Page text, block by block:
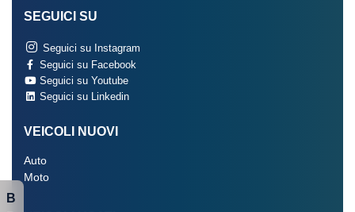
SEGUICI SU
Seguici su Instagram
Seguici su Facebook
Seguici su Youtube
Seguici su Linkedin
VEICOLI NUOVI
Auto
Moto
B